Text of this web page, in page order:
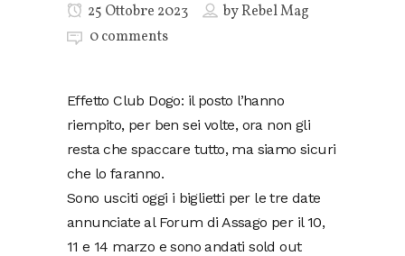
25 Ottobre 2023 byRebel Mag
0 comments
Effetto Club Dogo: il posto l’hanno
riempito, per ben sei volte, ora non gli
resta che spaccare tutto, ma siamo sicuri
che lo faranno.
Sono usciti oggi i biglietti per le tre date
annunciate al Forum di Assago per il 10,
11 e 14 marzo e sono andati sold out